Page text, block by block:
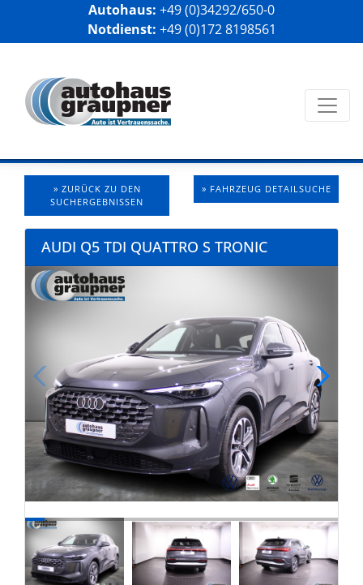
Autohaus: +49 (0)34292/650-0
Notdienst: +49 (0)172 8198561
» ZURÜCK ZU DEN
SUCHERGEBNISSEN
» FAHRZEUG DETAILSUCHE
AUDI Q5 TDI QUATTRO S TRONIC